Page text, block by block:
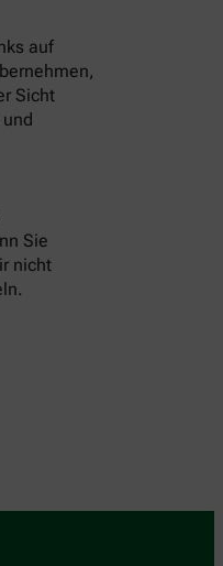
auf
Sicht
Sie
nicht